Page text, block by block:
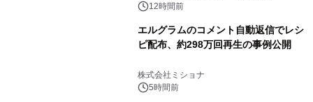
ン。12時間前
エルグラムのコメント自動返信でレシ
ピ配布、約298万回再生の事例公開
株式会社ミショナ
5時間前